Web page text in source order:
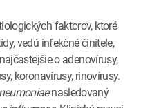
faktorov, ktoré
vedú infekčné činitele,
o adenovírusy,
koronavírusy, rinovírusy.
nasledovaný